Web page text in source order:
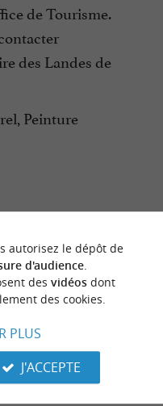
de Tourisme.
des Landes de
Peinture
:@Conservatoire des
-CC BY-NC-ND 4.0
POUR VOUS
autorisez le dépôt de
d'audience.
des vidéosdont
des cookies.
PLUS
J'ACCEPTE